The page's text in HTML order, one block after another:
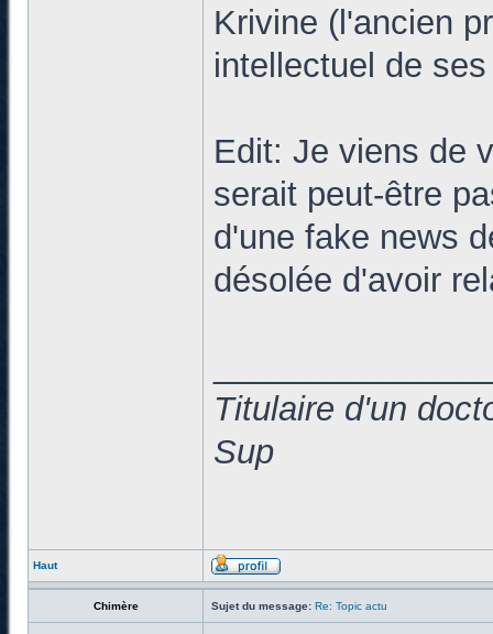
Krivine (l'ancien
intellectuel de
Edit: Je viens de
serait peut-être
d'une fake news
désolée d'avoir
Titulaire d'un
Sup
Haut
Chimère Sujet du message: Re: Topic actu